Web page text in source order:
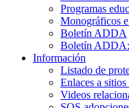
Programas
Monográficos
Boletín ADDA
Boletín ADDA:
Información
Listado de
Enlaces a
Videos